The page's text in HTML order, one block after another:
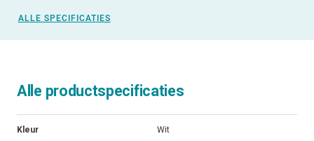
ALLE SPECIFICATIES
Alle productspecificaties
Kleur Wit